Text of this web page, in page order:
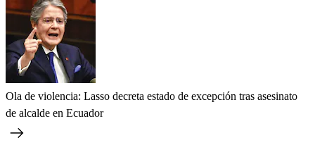
Ola de violencia: Lasso decreta estado de excepción tras asesinato
de alcalde en Ecuador